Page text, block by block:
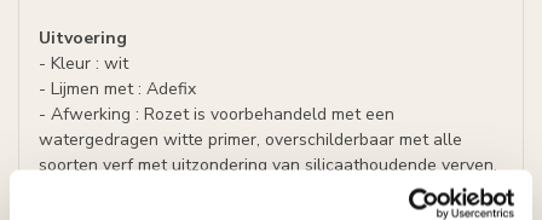
Uitvoering
- Kleur : wit
- Lijmen met : Adefix
- Afwerking : Rozet is voorbehandeld met een
watergedragen witte primer, overschilderbaar met alle
soorten verf met uitzondering van silicaathoudende verven.